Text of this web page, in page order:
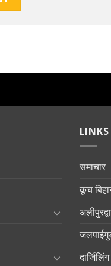
LINKS
समाचार
कूच
दार्जिलिंग